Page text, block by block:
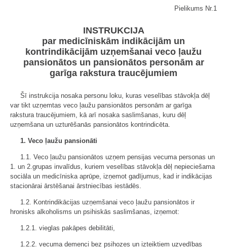
Pielikums Nr.1
INSTRUKCIJA
par medicīniskām indikācijām un
kontrindikācijām uzņemšanai veco ļaužu
pansionātos un pansionātos personām ar
garīga rakstura traucējumiem
Šī instrukcija nosaka personu loku, kuras veselības stāvokļa dēļ
var tikt uzņemtas veco ļaužu pansionātos personām ar garīga
rakstura traucējumiem, kā arī nosaka saslimšanas, kuru dēļ
uzņemšana un uzturēšanās pansionātos kontrindicēta.
1. Veco ļaužu pansionāti
1.1. Veco ļaužu pansionātos uzņem pensijas vecuma personas un
1. un 2.grupas invalīdus, kuriem veselības stāvokļa dēļ nepieciešama
sociāla un medicīniska aprūpe, izņemot gadījumus, kad ir indikācijas
stacionārai ārstēšanai ārstniecības iestādēs.
1.2. Kontrindikācijas uzņemšanai veco ļaužu pansionātos ir
hronisks alkoholisms un psihiskās saslimšanas, izņemot:
1.2.1. vieglas pakāpes debilitāti,
1.2.2. vecuma demenci bez psihozes un izteiktiem uzvedības